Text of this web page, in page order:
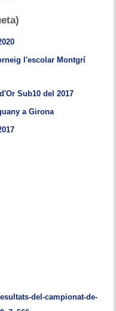
l'escolar Montgrí
Sub10 del 2017
a Girona
del-campionat-de-